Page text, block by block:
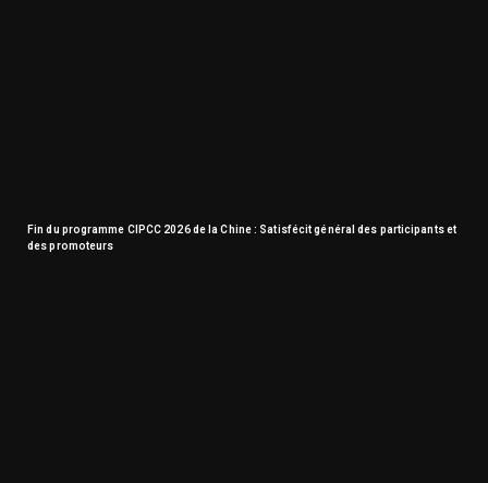
Fin du programme CIPCC 2026 de la Chine : Satisfécit général des participants et
des promoteurs